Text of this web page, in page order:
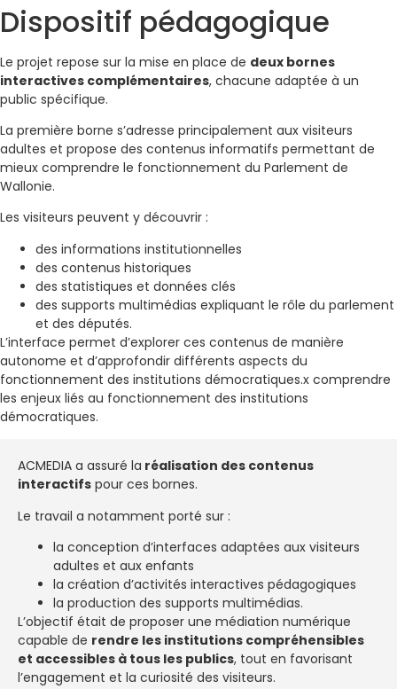
Dispositif pédagogique
Le projet repose sur la mise en place de deux bornes
interactives complémentaires, chacune adaptée à un
public spécifique.
La première borne s’adresse principalement aux visiteurs
adultes et propose des contenus informatifs permettant de
mieux comprendre le fonctionnement du Parlement de
Wallonie.
Les visiteurs peuvent y découvrir :
des informations institutionnelles
des contenus historiques
des statistiques et données clés
des supports multimédias expliquant le rôle du parlement
et des députés.
L’interface permet d’explorer ces contenus de manière
autonome et d’approfondir différents aspects du
fonctionnement des institutions démocratiques.x comprendre
les enjeux liés au fonctionnement des institutions
démocratiques.
ACMEDIA a assuré la réalisation des contenus
interactifs pour ces bornes.
Le travail a notamment porté sur :
la conception d’interfaces adaptées aux visiteurs
adultes et aux enfants
la création d’activités interactives pédagogiques
la production des supports multimédias.
L’objectif était de proposer une médiation numérique
capable de rendre les institutions compréhensibles
et accessibles à tous les publics, tout en favorisant
l’engagement et la curiosité des visiteurs.